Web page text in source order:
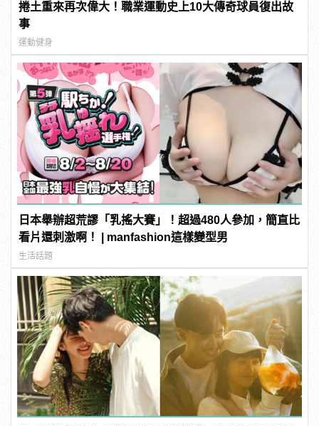
捲土重來再次偉大！職業運動史上10大傳奇球員復出故
事
運動健身
日本舉辦超荒謬「乳搖大賽」！超過480人參加，簡直比
看片還刺激啊！ | manfashion這樣變型男
生活話題